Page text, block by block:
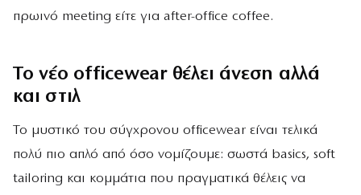
πρωινό meeting είτε για after-office coffee.
Το νέο officewear θέλει άνεση αλλά
και στιλ
Το μυστικό του σύγχρονου officewear είναι τελικά
πολύ πιο απλό από όσο νομίζουμε: σωστά basics, soft
tailoring και κομμάτια που πραγματικά θέλεις να